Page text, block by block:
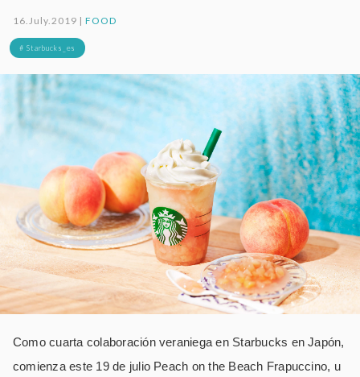
16.July.2019 |FOOD
# Starbucks_es
Como cuarta colaboración veraniega en Starbucks en Japón,
comienza este 19 de julio Peach on the Beach Frapuccino, u